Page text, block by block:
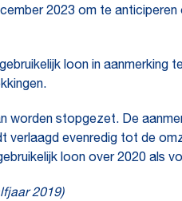
2023 om te anticiperen
loon in aanmerking
worden stopgezet. De
evenredig tot de
loon over 2020 als
2019)